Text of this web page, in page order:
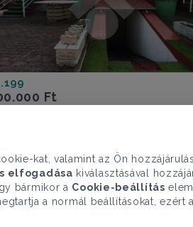
Ft
XVII. ker., Tisza István utca - Rákoshegy
512 nm 2 fürdő
kat, valamint az Ön
elfogadása kiválasztásával
bármikor a Cookie-beállítás
a normál beállításokat,